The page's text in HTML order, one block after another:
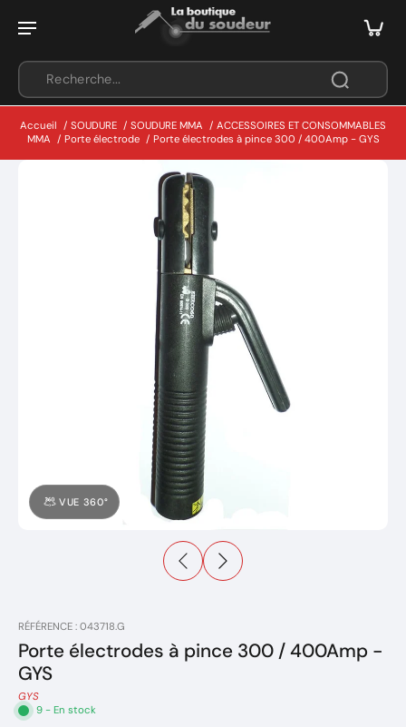
Accueil / SOUDURE / SOUDURE MMA / ACCESSOIRES ET CONSOMMABLES
MMA / Porte électrode / Porte électrodes à pince 300 / 400Amp - GYS
VUE 360°
RÉFÉRENCE : 043718.G
Porte électrodes à pince 300 / 400Amp -
GYS
GYS
9 - En stock